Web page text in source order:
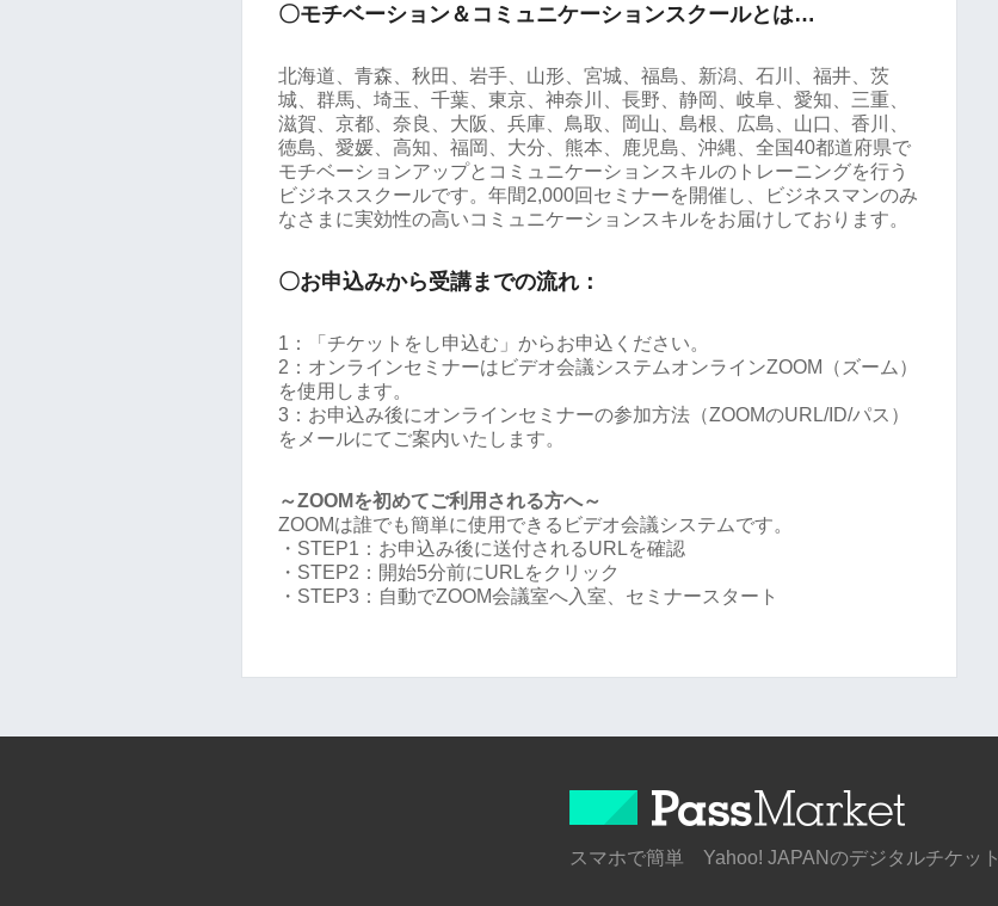
〇モチベーション＆コミュニケーションスクールとは…
北海道、青森、秋田、岩手、山形、宮城、福島、新潟、石川、福井、茨
城、群馬、埼玉、千葉、東京、神奈川、長野、静岡、岐阜、愛知、三重、
滋賀、京都、奈良、大阪、兵庫、鳥取、岡山、島根、広島、山口、香川、
徳島、愛媛、高知、福岡、大分、熊本、鹿児島、沖縄、全国40都道府県で
モチベーションアップとコミュニケーションスキルのトレーニングを行う
ビジネススクールです。年間2,000回セミナーを開催し、ビジネスマンのみ
なさまに実効性の高いコミュニケーションスキルをお届けしております。
〇お申込みから受講までの流れ：
1：「チケットをし申込む」からお申込ください。
2：オンラインセミナーはビデオ会議システムオンラインZOOM（ズーム）
を使用します。
3：お申込み後にオンラインセミナーの参加方法（ZOOMのURL/ID/パス）
をメールにてご案内いたします。
～ZOOMを初めてご利用される方へ～
ZOOMは誰でも簡単に使用できるビデオ会議システムです。
・STEP1：お申込み後に送付されるURLを確認
・STEP2：開始5分前にURLをクリック
・STEP3：自動でZOOM会議室へ入室、セミナースタート
スマホで簡単 Yahoo! JAPANのデジタルチケット